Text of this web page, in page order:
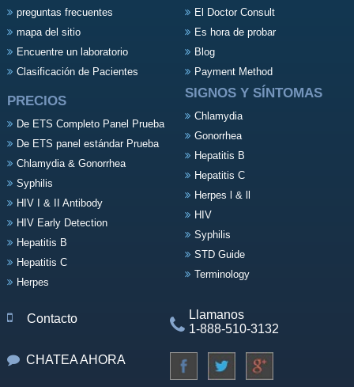
preguntas frecuentes
mapa del sitio
Encuentre un laboratorio
Clasificación de Pacientes
El Doctor Consult
Es hora de probar
Blog
Payment Method
PRECIOS
De ETS Completo Panel Prueba
De ETS panel estándar Prueba
Chlamydia & Gonorrhea
Syphilis
HIV I & II Antibody
HIV Early Detection
Hepatitis B
Hepatitis C
Herpes
SIGNOS Y SÍNTOMAS
Chlamydia
Gonorrhea
Hepatitis B
Hepatitis C
Herpes l & ll
HIV
Syphilis
STD Guide
Terminology
Contacto
Llamanos
1-888-510-3132
CHATEA AHORA